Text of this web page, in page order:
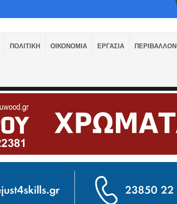
ΠΟΛΙΤΙΚΗ ΟΙΚΟΝΟΜΙΑ ΕΡΓΑΣΙΑ ΠΕΡΙΒΑΛΛΟΝ